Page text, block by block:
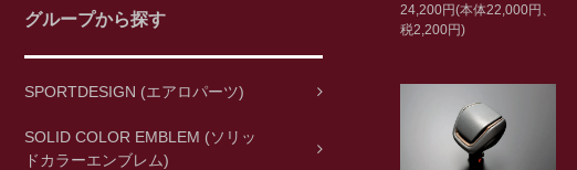
グループから探す
SPORTDESIGN (エアロパーツ)
SOLID COLOR EMBLEM (ソリッ
ドカラーエンブレム)
24,200円(本体22,000円、
税2,200円)